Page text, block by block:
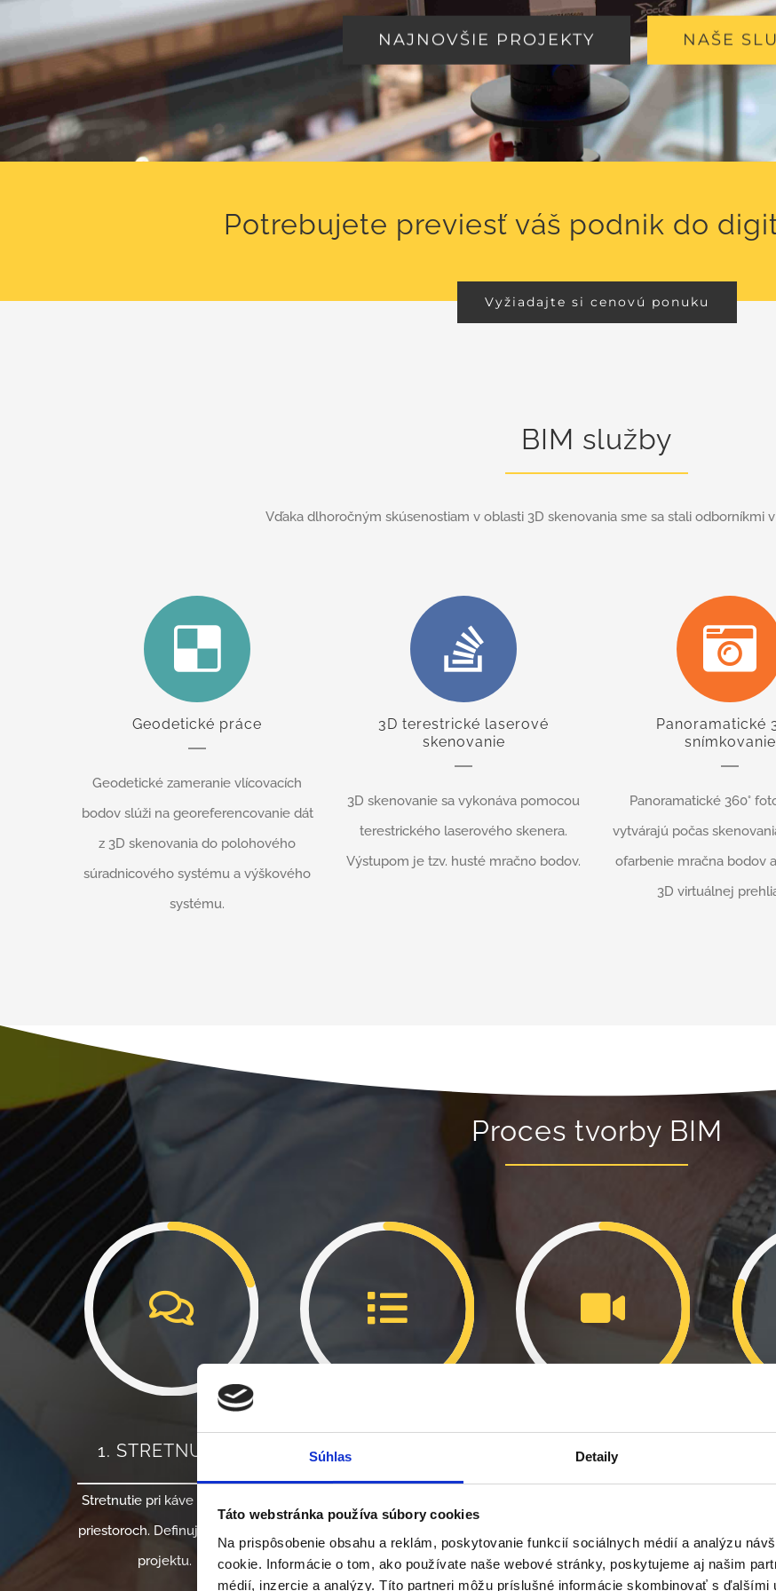
Súhlas Detaily
Táto webstránka používa súbory cookies
Na prispôsobenie obsahu a reklám, poskytovanie funkcií sociálnych médií a analýzu
cookie. Informácie o tom, ako používate naše webové stránky, poskytujeme aj našim
médií, inzercie a analýzy. Títo partneri môžu príslušné informácie skombinovať s ďalšími
NAJNOVŠIE PROJEKTY NAŠE
Potrebujete previesť váš podnik do
Vyžiadajte si cenovú ponuku
BIM služby
Vďaka dlhoročným skúsenostiam v oblasti 3D skenovania sme sa stali odborníkmi
Geodetické práce
Geodetické zameranie vlícovacích
bodov slúži na georeferencovanie dát
z 3D skenovania do polohového
súradnicového systému a výškového
systému.
3D terestrické laserové
skenovanie
3D skenovanie sa vykonáva pomocou
terestrického laserového skenera.
Výstupom je tzv. husté mračno bodov.
Panoramatické
snímkovanie
Panoramatické 360°
vytvárajú počas
ofarbenie mračna bodov
3D virtuálnej
Proces tvorby BIM
1. STRETNUTIE
Stretnutie pri káve v našich
priestoroch. Definujeme cieľ
projektu.
2. PLÁNOVANIE
technológiu pre váš projekt.
3. ZAMERANIE
objektov najmodernejšou
4.